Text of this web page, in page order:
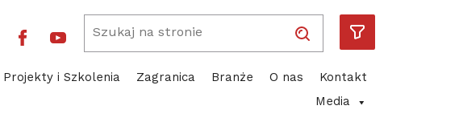
Facebook NSZZ Solidarność
Facebook Piotr Duda
YoutubeWpisz wyszukiwaną frazę
Projekty i Szkolenia Zagranica Branże O nas
Kontakt
Media